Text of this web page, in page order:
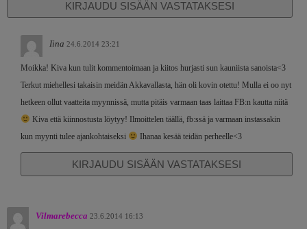
KIRJAUDU SISÄÄN VASTATAKSESI
Iina 24.6.2014 23:21
Moikka! Kiva kun tulit kommentoimaan ja kiitos hurjasti sun kauniista sanoista<3
Terkut miehellesi takaisin meidän Akkavallasta, hän oli kovin otettu! Mulla ei oo nyt
hetkeen ollut vaatteita myynnissä, mutta pitäis varmaan taas laittaa FB:n kautta niitä
Kiva että kiinnostusta löytyy! Ilmoittelen täällä, fb:ssä ja varmaan instassakin
kun myynti tulee ajankohtaiseksi
Ihanaa kesää teidän perheelle<3
KIRJAUDU SISÄÄN VASTATAKSESI
Vilmarebecca 23.6.2014 16:13